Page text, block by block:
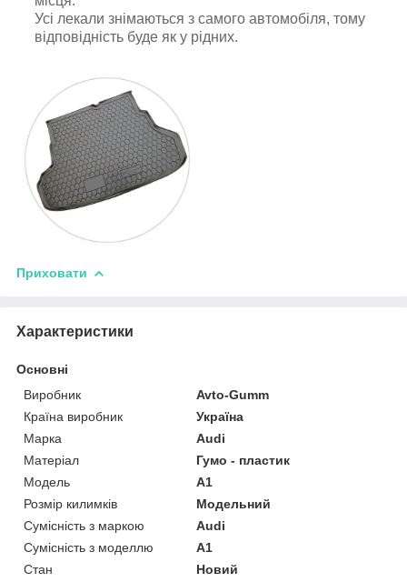
Усі лекали знімаються з самого автомобіля, тому
відповідність буде як у рідних.
Приховати
Характеристики
Основні
Виробник
Avto-Gumm
Країна виробник
Україна
Марка
Audi
Матеріал
Гумо - пластик
Модель
A1
Розмір килимків
Модельний
Сумісність з маркою
Audi
Сумісність з моделлю
A1
Стан
Новий